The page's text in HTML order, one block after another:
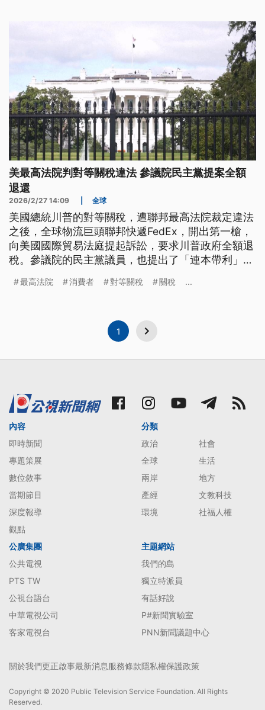
美最高法院判對等關稅違法 參議院民主黨提案全額
退還
2026/2/27 14:09 全球
美國總統川普的對等關稅，遭聯邦最高法院裁定違法
之後，全球物流巨頭聯邦快遞FedEx，開出第一槍，
向美國國際貿易法庭提起訴訟，要求川普政府全額退
稅。參議院的民主黨議員，也提出了「連本帶利」全
美元，相當於5兆5000億新台幣的退稅大戰，儼然成
最高法院 消費者 對等關稅 關稅 ...
1
內容
即時新聞
專題策展
數位敘事
當期節目
深度報導
觀點
分類
政治
社會
全球
生活
兩岸
地方
產經
文教科技
環境
社福人權
公廣集團
公共電視
PTS TW
公視台語台
中華電視公司
客家電視台
主題網站
我們的島
獨立特派員
有話好說
P#新聞實驗室
PNN新聞議題中心
關於我們更正啟事最新消息服務條款隱私權保護政策
Copyright © 2020 Public Television Service Foundation. All Rights
Reserved.